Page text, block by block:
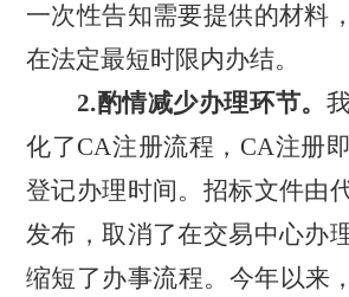
一次性告知需要提供的材料
在法定最短时限内办结。
2.酌情减少办理环节。
化了CA注册流程，CA注册
登记办理时间。招标文件由
发布，取消了在交易中心办
缩短了办事流程。今年以来